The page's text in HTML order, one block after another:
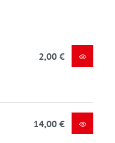
2,00 €
14,00 €